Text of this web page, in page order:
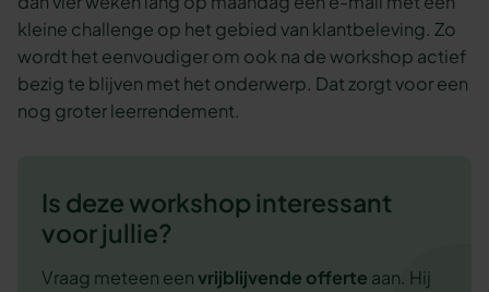
kleine challenge op het gebied van klantbeleving. Zo
wordt het eenvoudiger om ook na de workshop actief
bezig te blijven met het onderwerp. Dat zorgt voor een
nog groter leerrendement.
Is deze workshop interessant
voor jullie?
Vraag meteen eenvrijblijvende offerte aan. Hij